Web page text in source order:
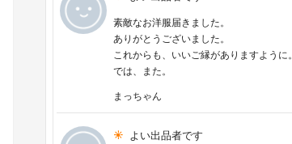
素敵なお洋服届きました。
ありがとうございました。
これからも、いいご縁がありますように。
では、また。
まっちゃん
よい出品者です